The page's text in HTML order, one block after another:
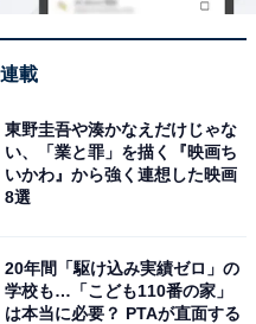
載
東野圭吾や湊かなえだけじゃな
い、「業と罪」を描く『映画ち
いかわ』から強く連想した映画
8選
20年間「駆け込み実績ゼロ」の
学校も…「こども110番の家」
は本当に必要？ PTAが直面する